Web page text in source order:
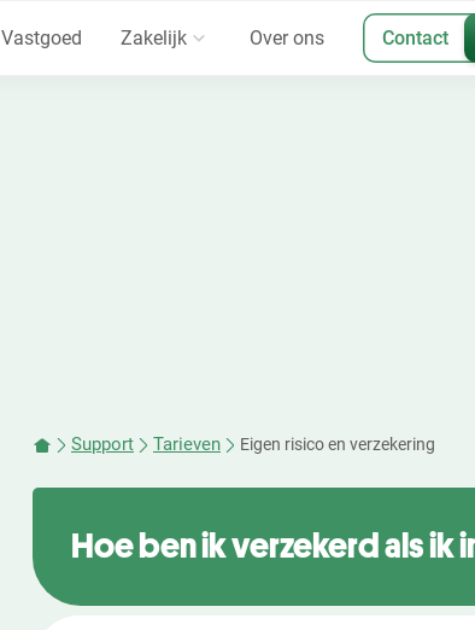
Vastgoed Zakelijk Over ons Contact
Support Tarieven Eigen risico en verzekering
Hoe ben ik verzekerd als ik